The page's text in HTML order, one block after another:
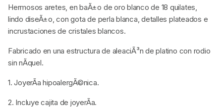
Hermosos aretes, en baÃ±o de oro blanco de 18 quilates,
lindo diseÃ±o, con gota de perla blanca, detalles plateados e
incrustaciones de cristales blancos.
Fabricado en una estructura de aleaciÃ³n de platino con rodio
sin nÃ­quel.
1. JoyerÃ­a hipoalergÃ©nica.
2. Incluye cajita de joyerÃ­a.